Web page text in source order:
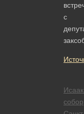
с
собор